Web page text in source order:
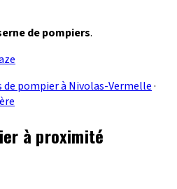
de pompiers.
de pompier à Nivolas-Vermelle·
à proximité